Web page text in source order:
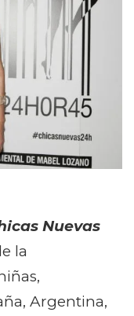
Nuevas
la
Argentina,